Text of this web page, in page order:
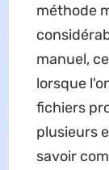
méthode
manuel,
lorsque
fichiers
plusieurs
savoir